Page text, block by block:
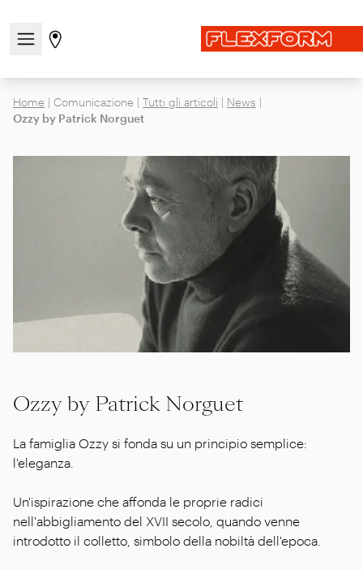
Apri/chiudi il menu di navigazione
Vai alla pagina degli stores
Home | Comunicazione | Tutti gli articoli | News |
Ozzy by Patrick Norguet
Ozzy by Patrick Norguet
La famiglia Ozzy si fonda su un principio semplice:
l'eleganza.
Un'ispirazione che affonda le proprie radici
nell'abbigliamento del XVII secolo, quando venne
introdotto il colletto, simbolo della nobiltà dell'epoca.